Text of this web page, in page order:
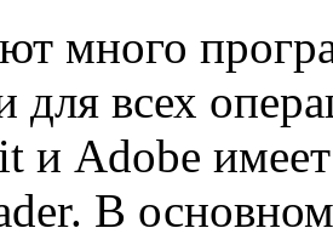
много
для всех
и Adobe
В